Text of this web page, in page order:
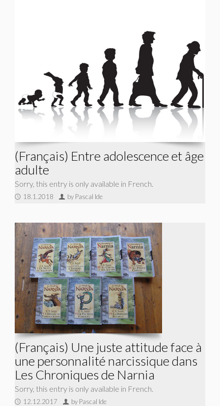
(Français) Entre adolescence et âge
adulte
Sorry, this entry is only available in French.
18.1.2018 by Pascal Ide
(Français) Une juste attitude face à
une personnalité narcissique dans
Les Chroniques de Narnia
Sorry, this entry is only available in French.
12.12.2017 by Pascal Ide